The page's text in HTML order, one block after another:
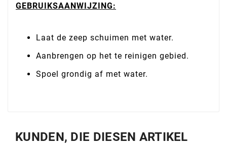
GEBRUIKSAANWIJZING:
Laat de zeep schuimen met water.
Aanbrengen op het te reinigen gebied.
Spoel grondig af met water.
KUNDEN, DIE DIESEN ARTIKEL